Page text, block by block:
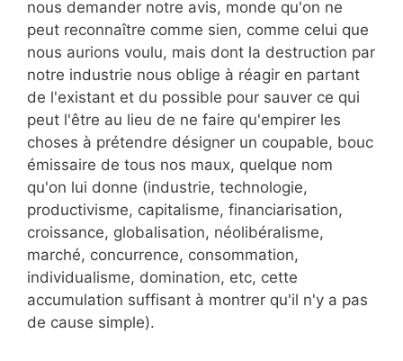
nous demander notre avis, monde qu'on ne
peut reconnaître comme sien, comme celui que
nous aurions voulu, mais dont la destruction par
notre industrie nous oblige à réagir en partant
de l'existant et du possible pour sauver ce qui
peut l'être au lieu de ne faire qu'empirer les
choses à prétendre désigner un coupable, bouc
émissaire de tous nos maux, quelque nom
qu'on lui donne (industrie, technologie,
productivisme, capitalisme, financiarisation,
croissance, globalisation, néolibéralisme,
marché, concurrence, consommation,
individualisme, domination, etc, cette
accumulation suffisant à montrer qu'il n'y a pas
de cause simple).